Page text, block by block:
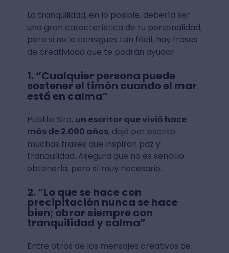
La tranquilidad, en lo posible, debería ser
una gran característica de tu personalidad,
pero si no la consigues tan fácil, hay frases
de creatividad que te podrán ayudar.
1. “Cualquier persona puede
sostener el timón cuando el mar
está en calma”
Publilio Siro, un escritor que vivió hace
más de 2.000 años, dejó por escrito
muchas frases que inspiran paz y
tranquilidad. Asegura que no es sencillo
obtenerla, pero sí muy necesario.
2. “Lo que se hace con
precipitación nunca se hace
bien; obrar siempre con
tranquilidad y calma”
Entre otros de los mensajes creativos de